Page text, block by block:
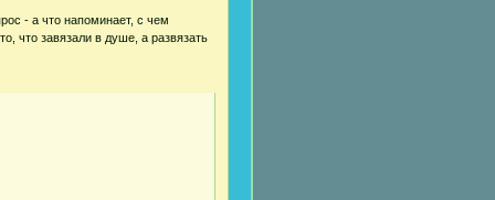
- а что напоминает, с чем
что завязали в душе, а развязать